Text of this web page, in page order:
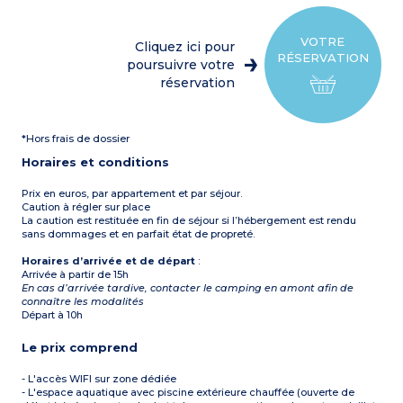
1 chambre avec 1 lit double
1 chambre avec 2 lits
superposés (90 cm)
1 salle d’eau avec douche,
jardin
adapté aux personnes à
Capacité max. 6
personnes
VOTRE
RÉSERVATION
Cliquez ici pour
poursuivre votre
réservation
*Hors frais de dossier
Horaires et conditions
Prix en euros, par appartement et par séjour.
Caution à régler sur place
La caution est restituée en fin de séjour si l’hébergement est rendu
sans dommages et en parfait état de propreté.
Horaires d’arrivée et de départ :
Arrivée à partir de 15h
En cas d’arrivée tardive, contacter le camping en amont afin de
connaître les modalités
Départ à 10h
Le prix comprend
- L'accès WIFI sur zone dédiée
- L'espace aquatique avec piscine extérieure chauffée (ouverte de